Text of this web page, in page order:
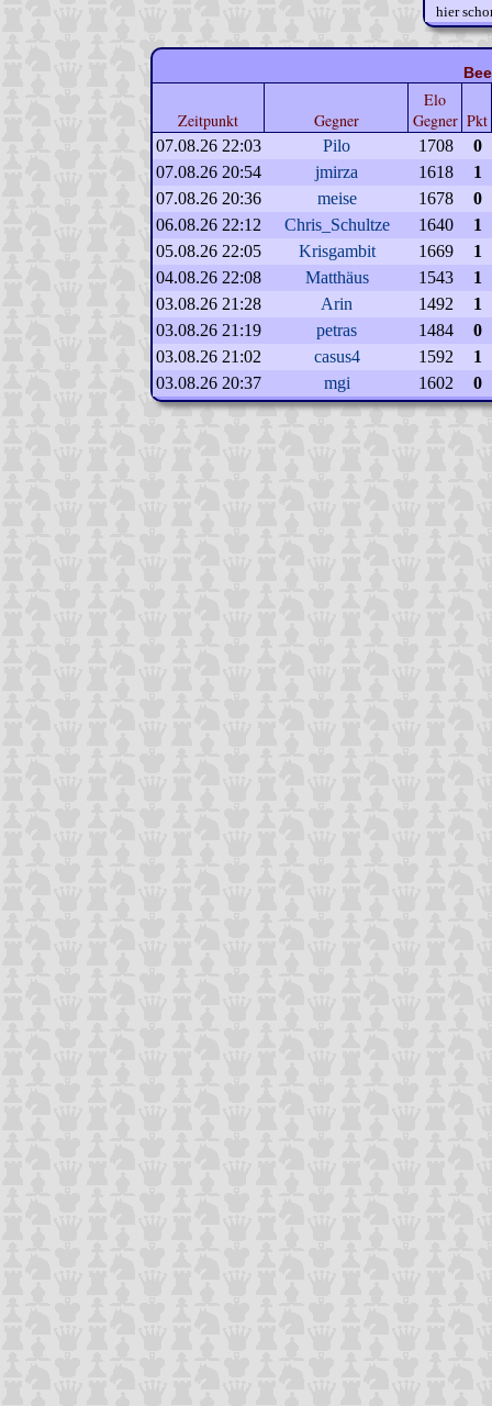
hier
Zeitpunkt Gegner
Elo
Gegner Pkt
07.08.26 22:03 Pilo 1708
0
07.08.26 20:54
jmirza 1618
1
07.08.26 20:36
meise 1678
0
06.08.26 22:12
Chris_Schultze 1640
1
05.08.26 22:05
Krisgambit 1669
1
04.08.26 22:08
Matthäus 1543
1
03.08.26 21:28
Arin 1492
1
03.08.26 21:19
petras 1484
0
03.08.26 21:02
casus4 1592
1
03.08.26 20:37
mgi 1602 0